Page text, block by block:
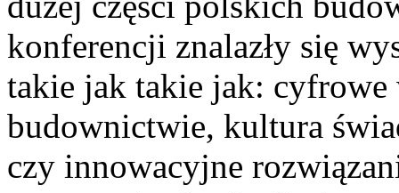
konferencji znalazły się
takie jak takie jak: cyfrowe
budownictwie, kultura
czy innowacyjne